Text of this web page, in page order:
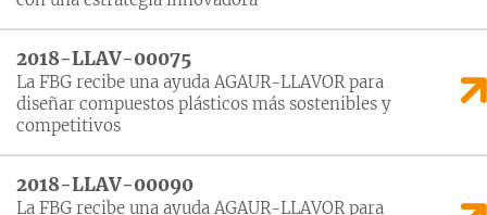
2018-LLAV-00075
La FBG recibe una ayuda AGAUR-LLAVOR para
diseñar compuestos plásticos más sostenibles y
competitivos
2018-LLAV-00090
La FBG recibe una ayuda AGAUR-LLAVOR para